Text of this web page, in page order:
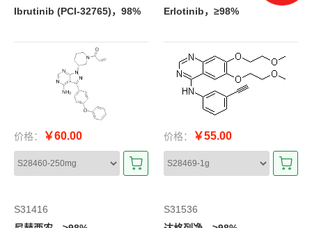
Ibrutinib (PCI-32765)，98%
价格： ￥60.00
Erlotinib，≥98%
价格： ￥55.00
S31416
S31536